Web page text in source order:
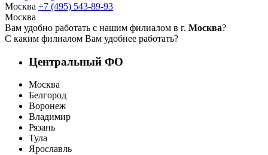
Москва +7 (495) 543-89-93
Москва
Вам удобно работать с нашим филиалом в г. Москва?
С каким филиалом Вам удобнее работать?
Центральный ФО
Москва
Белгород
Воронеж
Владимир
Рязань
Тула
Ярославль